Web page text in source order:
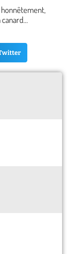
honnêtement,
canard…